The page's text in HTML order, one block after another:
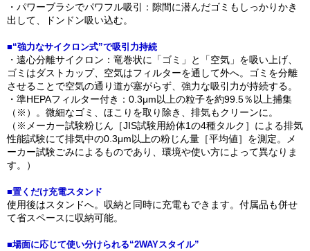
・パワーブラシでパワフル吸引：隙間に潜んだゴミもしっかりかき
出して、ドンドン吸い込む。
■“強力なサイクロン式”で吸引力持続
・遠心分離サイクロン：竜巻状に「ゴミ」と「空気」を吸い上げ、
ゴミはダストカップ、空気はフィルターを通して外へ。ゴミを分離
させることで空気の通り道が塞がらず、強力な吸引力が持続する。
・準HEPAフィルター付き：0.3μm以上の粒子を約99.5％以上捕集
（※）。微細なゴミ、ほこりを取り除き、排気もクリーンに。
（※メーカー試験粉じん［JIS試験用紛体1の4種タルク］による排気
性能試験にて排気中の0.3μm以上の粉じん量［平均値］を測定。メ
ーカー試験ごみによるものであり、環境や使い方によって異なりま
す。）
■置くだけ充電スタンド
使用後はスタンドへ。収納と同時に充電もできます。付属品も併せ
て省スペースに収納可能。
■場面に応じて使い分けられる“2WAYスタイル”